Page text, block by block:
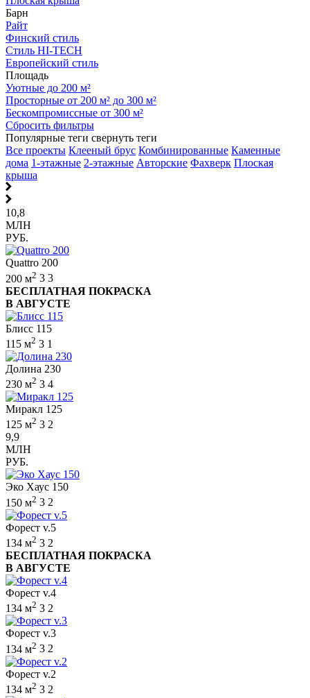
Барн
Райт
Финский стиль
Стиль HI-TECH
Европейский стиль
Площадь
Уютные до 200 м²
Просторные от 200 м² до 300 м²
Бескомпромиссные от 300 м²
Сбросить фильтры
Популярные теги свернуть теги
Все проекты Клееный брус Комбинированные Каменные
дома 1-этажные 2-этажные Авторские Фахверк Плоская
крыша
10,8
МЛН
РУБ.
Quattro 200
200 м2 3 3
БЕСПЛАТНАЯ ПОКРАСКА
В АВГУСТЕ
Блисс 115
115 м2 3 1
Долина 230
230 м2 3 4
Миракл 125
125 м2 3 2
9,9
МЛН
РУБ.
Эко Хаус 150
150 м2 3 2
Форест v.5
134 м2 3 2
БЕСПЛАТНАЯ ПОКРАСКА
В АВГУСТЕ
Форест v.4
134 м2 3 2
Форест v.3
134 м2 3 2
Форест v.2
134 м2 3 2